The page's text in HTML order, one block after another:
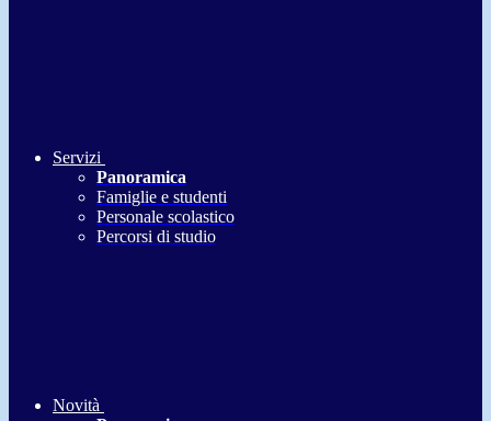
Servizi
Panoramica
Famiglie e studenti
Personale scolastico
Percorsi di studio
Novità